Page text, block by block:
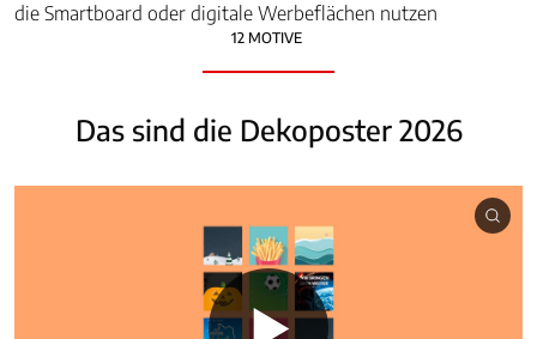
die Smartboard oder digitale Werbeflächen nutzen
12 MOTIVE
Das sind die Dekoposter 2026